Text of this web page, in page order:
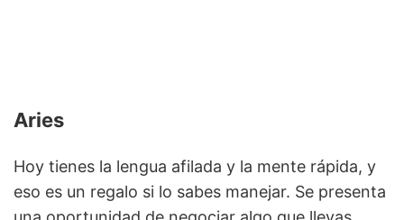
Aries
Hoy tienes la lengua afilada y la mente rápida, y
eso es un regalo si lo sabes manejar. Se presenta